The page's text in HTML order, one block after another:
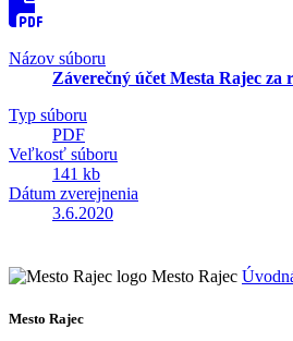
Názov súboru
Záverečný účet Mesta Rajec za
Typ súboru
PDF
Veľkosť súboru
141 kb
Dátum zverejnenia
3.6.2020
Mesto Rajec
Mesto Rajec